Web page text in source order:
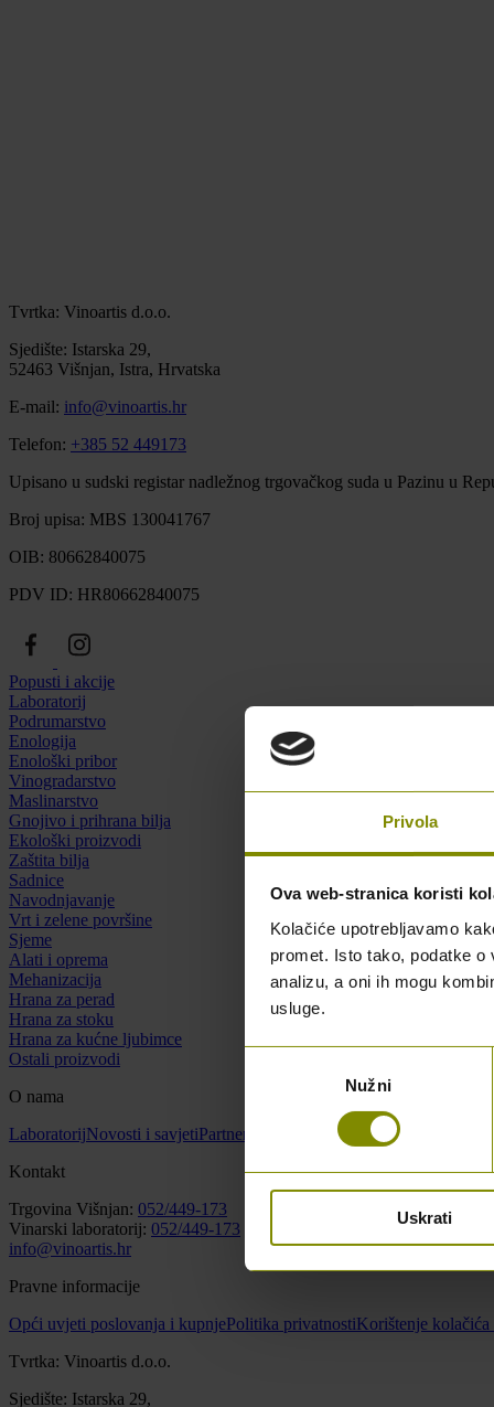
Privola
Ova web-stranica koristi
Kolačiće upotrebljavamo
promet. Isto tako, podatke
analizu, a oni ih mogu
usluge.
Nužni
Uskrati
Tvrtka: Vinoartis d.o.o.
Sjedište: Istarska 29,
52463 Višnjan, Istra, Hrvatska
E-mail: info@vinoartis.hr
Telefon: +385 52 449173
Upisano u sudski registar nadležnog trgovačkog suda u Pazinu u
Broj upisa: MBS 130041767
OIB: 80662840075
PDV ID: HR80662840075
Popusti i akcije
Laboratorij
Podrumarstvo
Enologija
Enološki pribor
Vinogradarstvo
Maslinarstvo
Gnojivo i prihrana bilja
Ekološki proizvodi
Zaštita bilja
Sadnice
Navodnjavanje
Vrt i zelene površine
Sjeme
Alati i oprema
Mehanizacija
Hrana za perad
Hrana za stoku
Hrana za kućne ljubimce
Ostali proizvodi
O nama
LaboratorijNovosti i savjetiPartneri
Kontakt
Kontakt
Trgovina Višnjan: 052/449-173
Vinarski laboratorij: 052/449-173
info@vinoartis.hr
Pravne informacije
Opći uvjeti poslovanja i kupnjePolitika privatnostiKorištenje kolačića
Tvrtka: Vinoartis d.o.o.
Sjedište: Istarska 29,